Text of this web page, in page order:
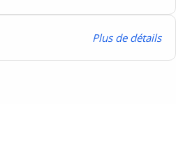
Plus de détails